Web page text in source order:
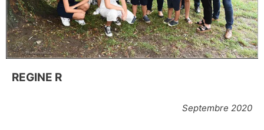
REGINE R
Septembre 2020